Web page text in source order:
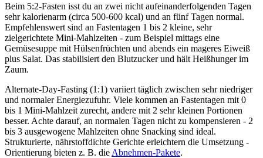
Beim 5:2-Fasten isst du an zwei nicht aufeinanderfolgenden Tagen
sehr kalorienarm (circa 500-600 kcal) und an fünf Tagen normal.
Empfehlenswert sind an Fastentagen 1 bis 2 kleine, sehr
zielgerichtete Mini-Mahlzeiten - zum Beispiel mittags eine
Gemüsesuppe mit Hülsenfrüchten und abends ein mageres Eiweiß
plus Salat. Das stabilisiert den Blutzucker und hält Heißhunger im
Zaum.
Alternate-Day-Fasting (1:1) variiert täglich zwischen sehr niedriger
und normaler Energiezufuhr. Viele kommen an Fastentagen mit 0
bis 1 Mini-Mahlzeit zurecht, andere mit 2 sehr kleinen Portionen
besser. Achte darauf, an normalen Tagen nicht zu kompensieren - 2
bis 3 ausgewogene Mahlzeiten ohne Snacking sind ideal.
Strukturierte, nährstoffdichte Gerichte erleichtern die Umsetzung -
Orientierung bieten z. B. die Abnehmen-Pakete.